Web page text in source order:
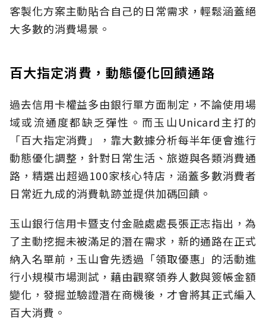
客製化方案主動貼合自己的日常需求，輕鬆涵蓋絕
大多數的消費場景。
百大指定消費，動態優化回饋通路
過去信用卡權益多由銀行單方面制定，不論使用場
域或流通度都缺乏彈性。而玉山Unicard主打的
「百大指定消費」，靠大數據分析每半年便會進行
動態優化調整，針對日常生活、旅遊與各類消費通
路，精選出超過100家核心特店，涵蓋多數消費者
日常近九成的消費軌跡並提供加碼回饋。
玉山銀行信用卡暨支付金融處處長張正志指出，為
了主動挖掘未被滿足的潛在需求，新的通路在正式
納入名單前，玉山會先透過「領取優惠」的活動進
行小規模市場測試，藉由觀察領券人數與簽帳金額
變化，發掘並驗證潛在商機後，才會將其正式編入
百大消費。